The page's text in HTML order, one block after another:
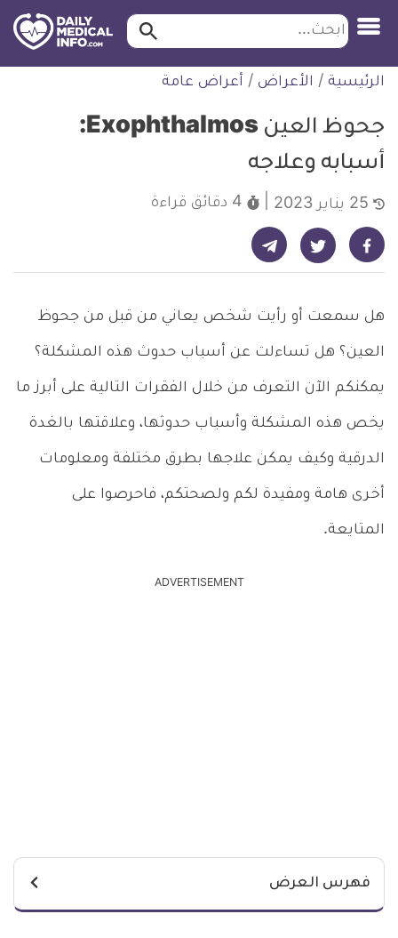
التخطي
للمحتوى
ابحث ابحث…
الرئيسية / الأعراض / أعراض عامة
جحوظ العين Exophthalmos:
أسبابه وعلاجه
4 دقائق قراءة
شارك على فيسبوك - ديلي ميديكال انفو شارك على تويتر - ديلي ميديكال انفو شارك على تيليجرام - ديلي ميديكال انفو
هل سمعت أو رأيت شخص يعاني من قبل من جحوظ
العين؟ هل تساءلت عن أسباب حدوث هذه المشكلة؟
يمكنكم الآن التعرف من خلال الفقرات التالية على أبرز ما
يخص هذه المشكلة وأسباب حدوثها، وعلاقتها بالغدة
الدرقية وكيف يمكن علاجها بطرق مختلفة ومعلومات
أخرى هامة ومفيدة لكم ولصحتكم، فاحرصوا على
المتايعة.
ADVERTISEMENT
فهرس العرض